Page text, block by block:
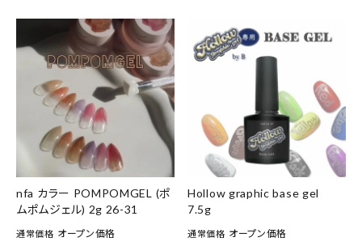
nfa カラー POMPOMGEL (ポ
ムポムジェル) 2g 26-31
通常価格 オープン価格
Hollow graphic base gel
7.5g
通常価格 オープン価格